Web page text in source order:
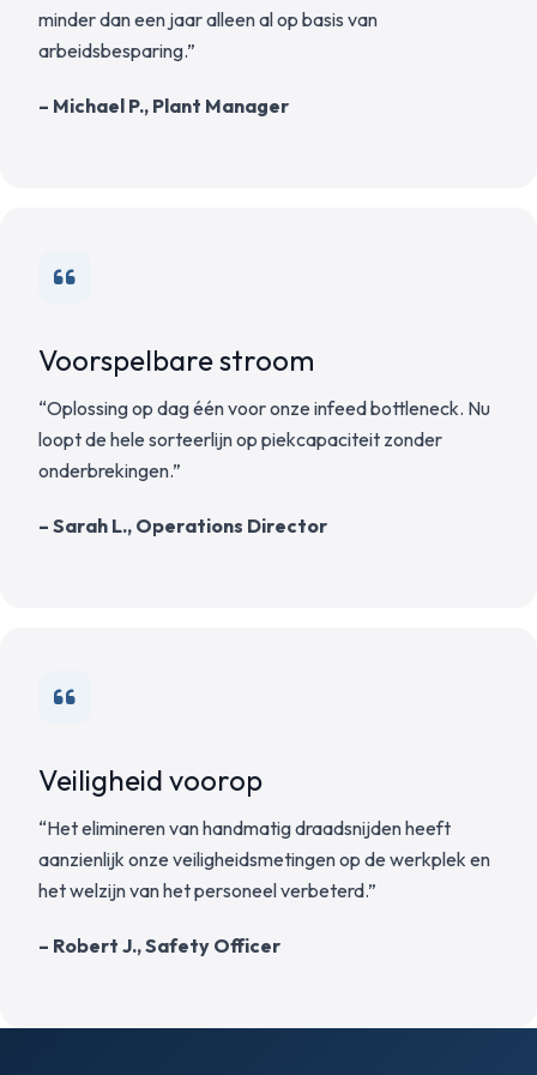
minder dan een jaar alleen al op basis van
arbeidsbesparing.”
– Michael P., Plant Manager
Voorspelbare stroom
“Oplossing op dag één voor onze infeed bottleneck. Nu
loopt de hele sorteerlijn op piekcapaciteit zonder
onderbrekingen.”
– Sarah L., Operations Director
Veiligheid voorop
“Het elimineren van handmatig draadsnijden heeft
aanzienlijk onze veiligheidsmetingen op de werkplek en
het welzijn van het personeel verbeterd.”
– Robert J., Safety Officer